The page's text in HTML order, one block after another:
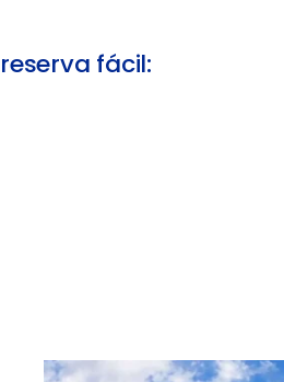
reserva fácil: